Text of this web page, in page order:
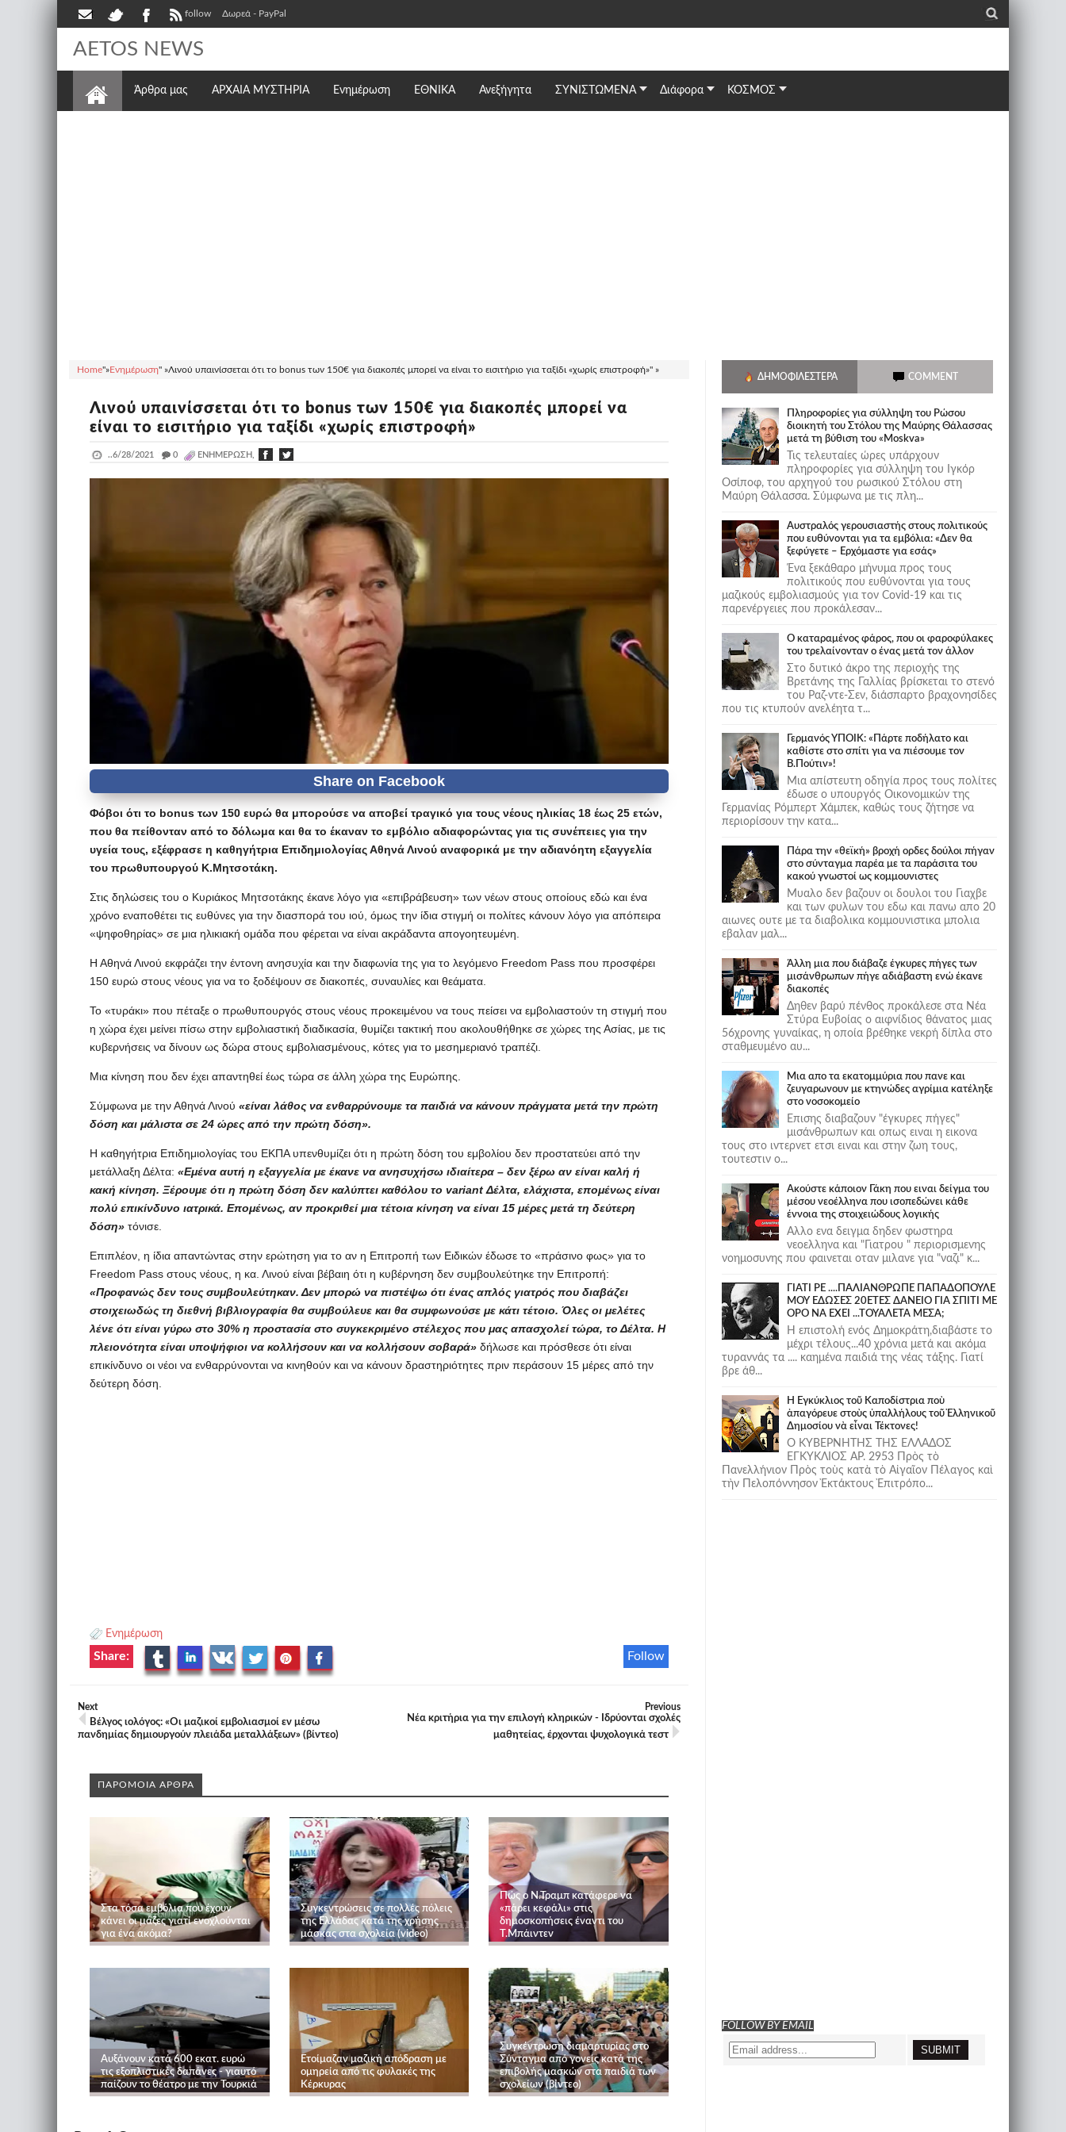
follow Δωρεά - PayPal _
AETOS NEWS
Άρθρα μας ΑΡΧΑΙΑ ΜΥΣΤΗΡΙΑ Ενημέρωση ΕΘΝΙΚΆ Ανεξήγητα ΣΥΝΙΣΤΩΜΕΝΑ Διάφορα ΚΟΣΜΟΣ
Home"»Ενημέρωση" »Λινού υπαινίσσεται ότι το bonus των 150€ για διακοπές μπορεί να είναι το εισιτήριο για ταξίδι «χωρίς επιστροφή»" »
Λινού υπαινίσσεται ότι το bonus των 150€ για διακοπές μπορεί να
είναι το εισιτήριο για ταξίδι «χωρίς επιστροφή»
..6/28/2021 _ 0 ΕΝΗΜΈΡΩΣΗ,
Φόβοι ότι το bonus των 150 ευρώ θα μπορούσε να αποβεί τραγικό για τους νέους ηλικίας 18 έως 25 ετών,
που θα πείθονταν από το δόλωμα και θα το έκαναν το εμβόλιο αδιαφορώντας για τις συνέπειες για την
υγεία τους, εξέφρασε η καθηγήτρια Επιδημιολογίας Αθηνά Λινού αναφορικά με την αδιανόητη εξαγγελία
του πρωθυπουργού Κ.Μητσοτάκη.
Στις δηλώσεις του ο Κυριάκος Μητσοτάκης έκανε λόγο για «επιβράβευση» των νέων στους οποίους εδώ και ένα
χρόνο εναποθέτει τις ευθύνες για την διασπορά του ιού, όμως την ίδια στιγμή οι πολίτες κάνουν λόγο για απόπειρα
«ψηφοθηρίας» σε μια ηλικιακή ομάδα που φέρεται να είναι ακράδαντα απογοητευμένη.
Η Αθηνά Λινού εκφράζει την έντονη ανησυχία και την διαφωνία της για το λεγόμενο Freedom Pass που προσφέρει
150 ευρώ στους νέους για να το ξοδέψουν σε διακοπές, συναυλίες και θεάματα.
Το «τυράκι» που πέταξε ο πρωθυπουργός στους νέους προκειμένου να τους πείσει να εμβολιαστούν τη στιγμή που
η χώρα έχει μείνει πίσω στην εμβολιαστική διαδικασία, θυμίζει τακτική που ακολουθήθηκε σε χώρες της Ασίας, με τις
κυβερνήσεις να δίνουν ως δώρα στους εμβολιασμένους, κότες για το μεσημεριανό τραπέζι.
Μια κίνηση που δεν έχει απαντηθεί έως τώρα σε άλλη χώρα της Ευρώπης.
Σύμφωνα με την Αθηνά Λινού «είναι λάθος να ενθαρρύνουμε τα παιδιά να κάνουν πράγματα μετά την πρώτη
δόση και μάλιστα σε 24 ώρες από την πρώτη δόση».
Η καθηγήτρια Επιδημιολογίας του ΕΚΠΑ υπενθυμίζει ότι η πρώτη δόση του εμβολίου δεν προστατεύει από την
μετάλλαξη Δέλτα: «Εμένα αυτή η εξαγγελία με έκανε να ανησυχήσω ιδιαίτερα – δεν ξέρω αν είναι καλή ή
κακή κίνηση. Ξέρουμε ότι η πρώτη δόση δεν καλύπτει καθόλου το variant Δέλτα, ελάχιστα, επομένως είναι
πολύ επικίνδυνο ιατρικά. Επομένως, αν προκριθεί μια τέτοια κίνηση να είναι 15 μέρες μετά τη δεύτερη
δόση» τόνισε.
Επιπλέον, η ίδια απαντώντας στην ερώτηση για το αν η Επιτροπή των Ειδικών έδωσε το «πράσινο φως» για το
Freedom Pass στους νέους, η κα. Λινού είναι βέβαιη ότι η κυβέρνηση δεν συμβουλεύτηκε την Επιτροπή:
«Προφανώς δεν τους συμβουλεύτηκαν. Δεν μπορώ να πιστέψω ότι ένας απλός γιατρός που διαβάζει
στοιχειωδώς τη διεθνή βιβλιογραφία θα συμβούλευε και θα συμφωνούσε με κάτι τέτοιο. Όλες οι μελέτες
λένε ότι είναι γύρω στο 30% η προστασία στο συγκεκριμένο στέλεχος που μας απασχολεί τώρα, το Δέλτα. Η
πλειονότητα είναι υποψήφιοι να κολλήσουν και να κολλήσουν σοβαρά» δήλωσε και πρόσθεσε ότι είναι
επικίνδυνο οι νέοι να ενθαρρύνονται να κινηθούν και να κάνουν δραστηριότητες πριν περάσουν 15 μέρες από την
δεύτερη δόση.
Ενημέρωση
Follow
Share:
Next
Βέλγος ιολόγος: «Οι μαζικοί εμβολιασμοί εν μέσω
πανδημίας δημιουργούν πλειάδα μεταλλάξεων» (βίντεο)
Previous
Νέα κριτήρια για την επιλογή κληρικών - Ιδρύονται σχολές
μαθητείας, έρχονται ψυχολογικά τεστ
ΠΑΡΟΜΟΙΑ ΑΡΘΡΑ
Στα τόσα εμβόλια που έχουν
κάνει οι μάζες γιατί ενοχλούνται
για ένα ακόμα?
Συγκεντρώσεις σε πολλές πόλεις
της Ελλάδας κατά της χρήσης
μάσκας στα σχολεία (video)
Πώς ο Ν.Τραμπ κατάφερε να
«πάρει κεφάλι» στις
δημοσκοπήσεις έναντι του
Τ.Μπάιντεν
Αυξάνουν κατά 600 εκατ. ευρώ
τις εξοπλιστικές δαπάνες - γιαυτό
παίζουν το θέατρο με την Τουρκιά
Ετοίμαζαν μαζική απόδραση με
ομηρεία από τις φυλακές της
Κέρκυρας
Συγκέντρωση διαμαρτυρίας στο
Σύνταγμα από γονείς κατά της
επιβολής μασκών στα παιδιά των
σχολείων (βίντεο)
ΔΗΜΟΦΙΛΈΣΤΕΡΑ COMMENT
Πληροφορίες για σύλληψη του Ρώσου
διοικητή του Στόλου της Mαύρης Θάλασσας
μετά τη βύθιση του «Moskva»
Τις τελευταίες ώρες υπάρχουν
πληροφορίες για σύλληψη του Ιγκόρ
Οσίποφ, του αρχηγού του ρωσικού Στόλου στη
Μαύρη Θάλασσα. Σύμφωνα με τις πλη...
Αυστραλός γερουσιαστής στους πολιτικούς
που ευθύνονται για τα εμβόλια: «Δεν θα
ξεφύγετε – Ερχόμαστε για εσάς»
Ένα ξεκάθαρο μήνυμα προς τους
πολιτικούς που ευθύνονται για τους
μαζικούς εμβολιασμούς για τον Covid-19 και τις
παρενέργειες που προκάλεσαν...
Ο καταραμένος φάρος, που οι φαροφύλακες
του τρελαίνονταν ο ένας μετά τον άλλον
Στο δυτικό άκρο της περιοχής της
Βρετάνης της Γαλλίας βρίσκεται το στενό
του Ραζ-ντε-Σεν, διάσπαρτο βραχονησίδες
που τις κτυπούν ανελέητα τ...
Γερμανός ΥΠΟΙΚ: «Πάρτε ποδήλατο και
καθίστε στο σπίτι για να πιέσουμε τον
Β.Πούτιν»!
Μια απίστευτη οδηγία προς τους πολίτες
έδωσε ο υπουργός Οικονομικών της
Γερμανίας Ρόμπερτ Χάμπεκ, καθώς τους ζήτησε να
περιορίσουν την κατα...
Πάρα την «θεϊκή» βροχή ορδες δούλοι πήγαν
στο σύνταγμα παρέα με τα παράσιτα του
κακού γνωστοί ως κομμουνιστες
Μυαλο δεν βαζουν οι δουλοι του Γιαχβε
και των φυλων του εδω και πανω απο 20
αιωνες ουτε με τα διαβολικα κομμουνιστικα μπολια
εβαλαν μαλ...
Άλλη μια που διάβαζε έγκυρες πήγες των
μισάνθρωπων πήγε αδιάβαστη ενώ έκανε
διακοπές
Δηθεν βαρύ πένθος προκάλεσε στα Νέα
Στύρα Ευβοίας ο αιφνίδιος θάνατος μιας
56χρονης γυναίκας, η οποία βρέθηκε νεκρή δίπλα στο
σταθμευμένο αυ...
Μια απο τα εκατομμύρια που πανε και
ζευγαρωνουν με κτηνώδες αγρίμια κατέληξε
στο νοσοκομείο
Επισης διαβαζουν "έγκυρες πήγες"
μισάνθρωπων και οπως ειναι η εικονα
τους στο ιντερνετ ετσι ειναι και στην ζωη τους,
τουτεστιν ο...
Ακούστε κάποιον Γάκη που ειναι δείγμα του
μέσου νεοέλληνα που ισοπεδώνει κάθε
έννοια της στοιχειώδους λογικής
Αλλο ενα δειγμα δηδεν φωστηρα
νεοελληνα και "Γιατρου " περιορισμενης
νοημοσυνης που φαινεται οταν μιλανε για "ναζι" κ...
ΓΙΑΤΙ ΡΕ ....ΠΑΛΙΑΝΘΡΩΠΕ ΠΑΠΑΔΟΠΟΥΛΕ
ΜΟΥ ΕΔΩΣΕΣ 20ΕΤΕΣ ΔΑΝΕΙΟ ΓΙΑ ΣΠΙΤΙ ΜΕ
ΟΡΟ ΝΑ ΕΧΕΙ ...ΤΟΥΑΛΕΤΑ ΜΕΣΑ;
Η επιστολή ενός Δημοκράτη,διαβάστε το
μέχρι τέλους...40 χρόνια μετά και ακόμα
τυραννάς τα .... καημένα παιδιά της νέας τάξης. Γιατί
βρε άθ...
Ἡ Ἐγκύκλιος τοῦ Καποδίστρια ποὺ
ἀπαγόρευε στοὺς ὑπαλλήλους τοῦ Ἑλληνικοῦ
Δημοσίου νὰ εἶναι Τέκτονες!
Ο ΚΥΒΕΡΝΗΤΗΣ ΤΗΣ ΕΛΛΑΔΟΣ
ΕΓΚΥΚΛΙΟΣ ΑΡ. 2953 Πρὸς τὸ
Πανελλήνιον Πρὸς τοὺς κατὰ τὸ Αἰγαῖον Πέλαγος καὶ
τὴν Πελοπόννησον Ἐκτάκτους Ἐπιτρόπο...
FOLLOW BY EMAIL